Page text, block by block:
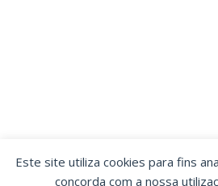
Este site utiliza cookies para fins
concorda com a nossa